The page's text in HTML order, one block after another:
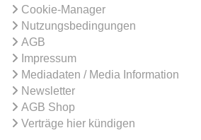
Cookie-Manager
Nutzungsbedingungen
AGB
Impressum
Mediadaten / Media Information
Newsletter
AGB Shop
Verträge hier kündigen